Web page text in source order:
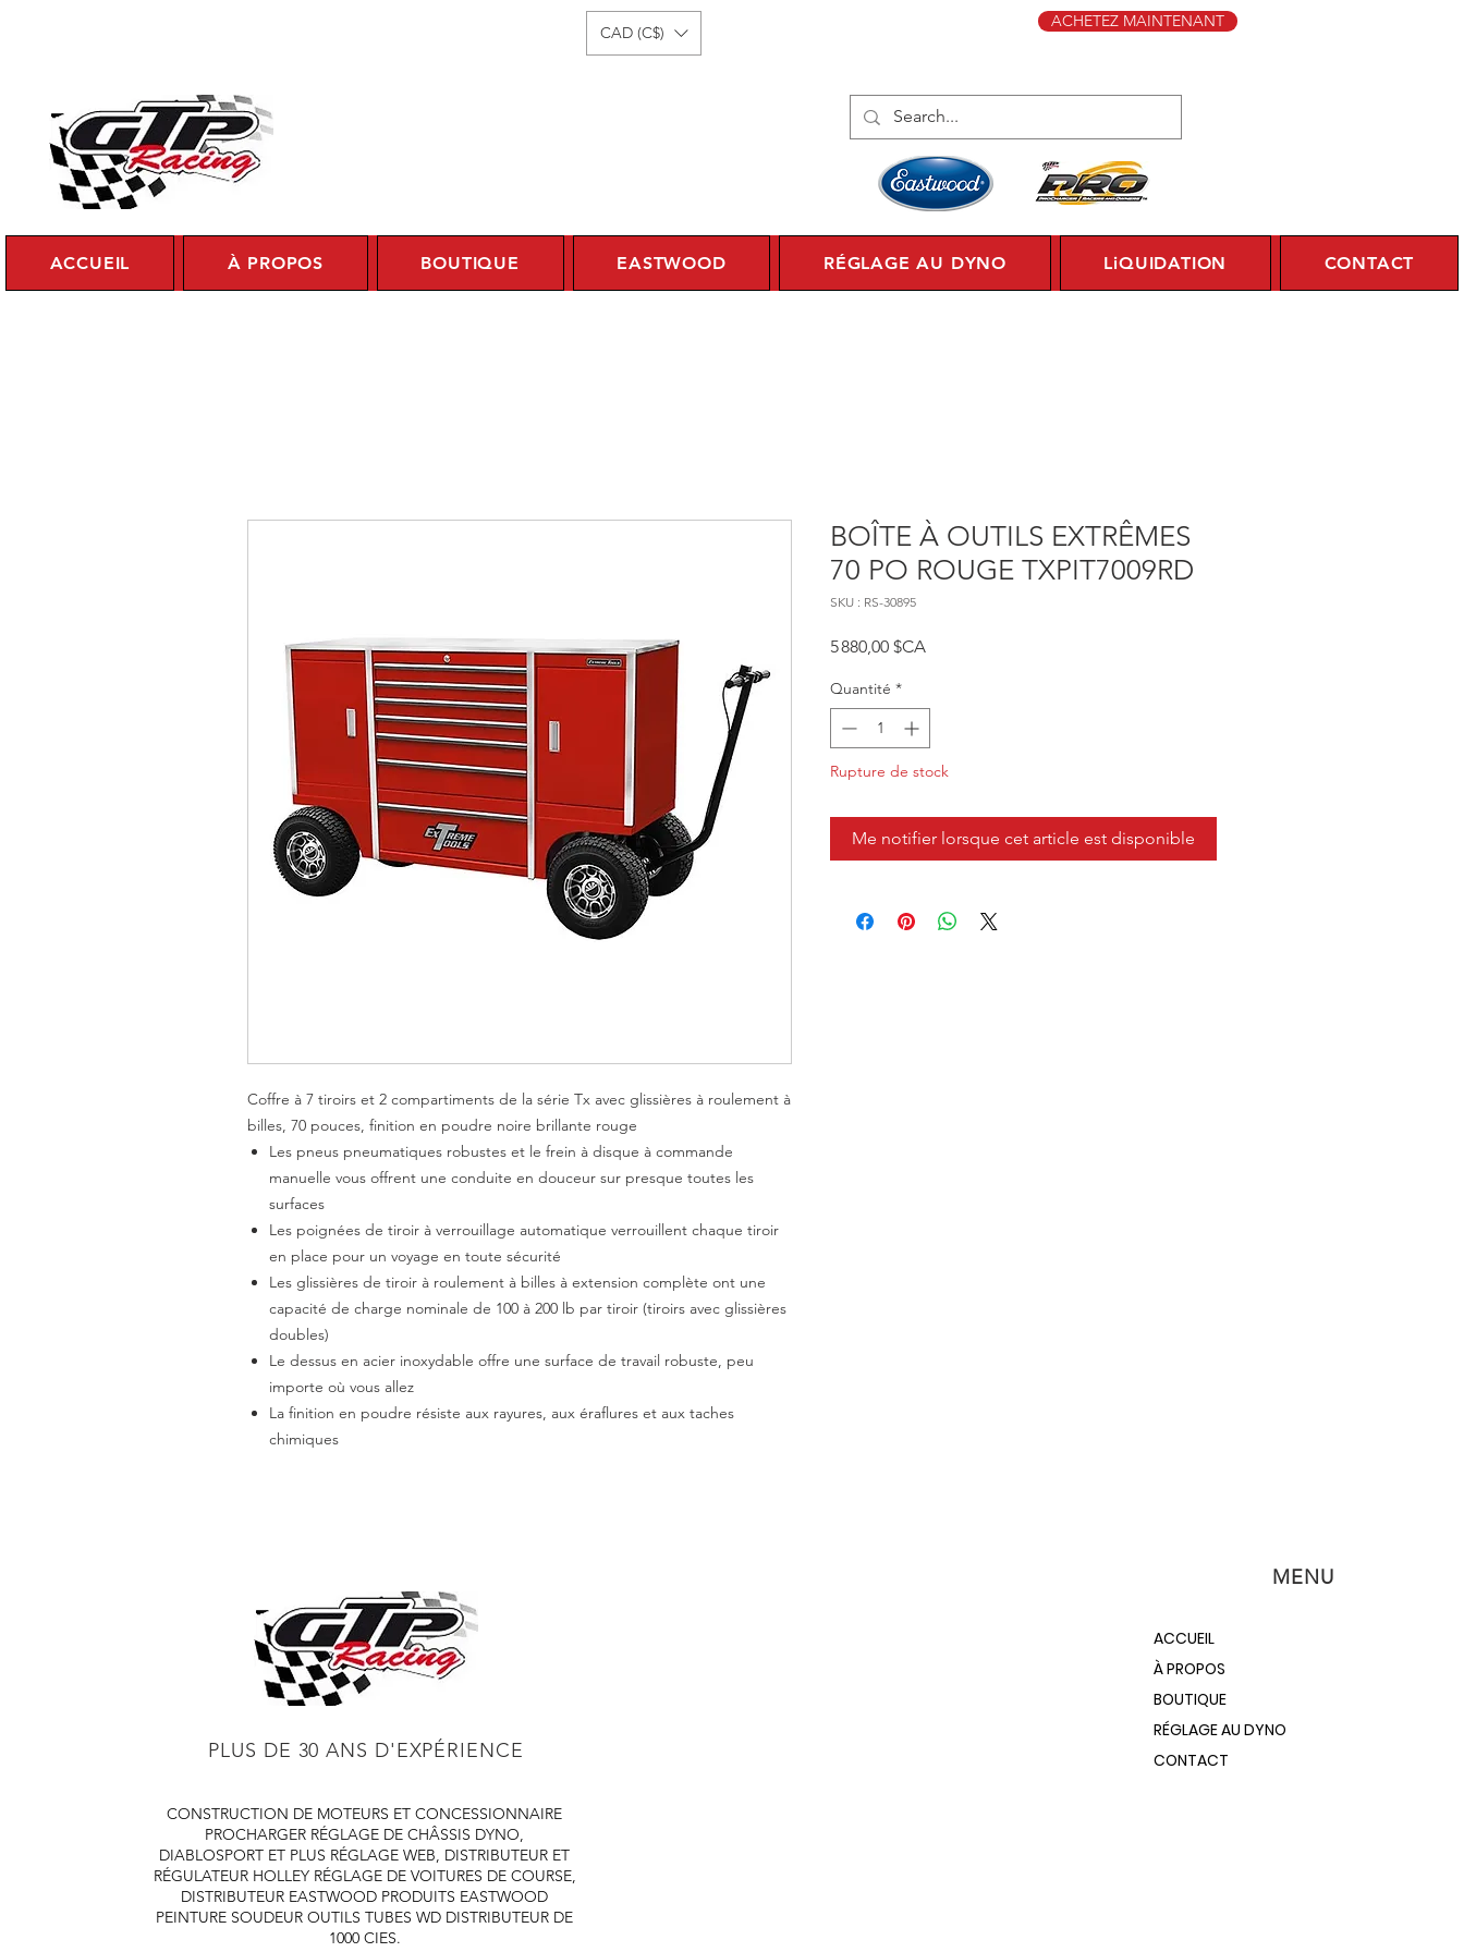
CAD (C$)
ACHETEZ MAINTENANT
ACCUEIL À PROPOS BOUTIQUE EASTWOOD RÉGLAGE AU DYNO LiQUIDATION CONTACT
Coffre à 7 tiroirs et 2 compartiments de la série Tx avec glissières à roulement à
billes, 70 pouces, finition en poudre noire brillante rouge
Les pneus pneumatiques robustes et le frein à disque à commande
manuelle vous offrent une conduite en douceur sur presque toutes les
surfaces
Les poignées de tiroir à verrouillage automatique verrouillent chaque tiroir
en place pour un voyage en toute sécurité
Les glissières de tiroir à roulement à billes à extension complète ont une
capacité de charge nominale de 100 à 200 lb par tiroir (tiroirs avec glissières
doubles)
Le dessus en acier inoxydable offre une surface de travail robuste, peu
importe où vous allez
La finition en poudre résiste aux rayures, aux éraflures et aux taches
chimiques
BOÎTE À OUTILS EXTRÊMES
70 PO ROUGE TXPIT7009RD
SKU : RS-30895
5 880,00 $CAPrix
Quantité *
Rupture de stock
Me notifier lorsque cet article est disponible
PLUS DE 30 ANS D'EXPÉRIENCE
CONSTRUCTION DE MOTEURS ET CONCESSIONNAIRE
PROCHARGER RÉGLAGE DE CHÂSSIS DYNO,
DIABLOSPORT ET PLUS RÉGLAGE WEB, DISTRIBUTEUR ET
RÉGULATEUR HOLLEY RÉGLAGE DE VOITURES DE COURSE,
DISTRIBUTEUR EASTWOOD PRODUITS EASTWOOD
PEINTURE SOUDEUR OUTILS TUBES WD DISTRIBUTEUR DE
1000 CIES.
MENU
ACCUEIL
À PROPOS
BOUTIQUE
RÉGLAGE AU DYNO
CONTACT